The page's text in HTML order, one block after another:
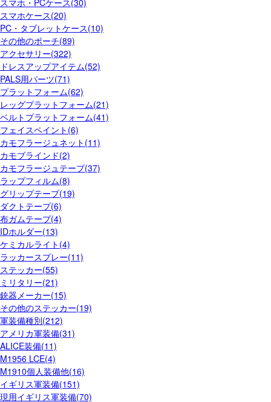
スマホ・PCケース(30)
スマホケース(20)
PC・タブレットケース(10)
その他のポーチ(89)
アクセサリー(322)
ドレスアップアイテム(52)
PALS用パーツ(71)
プラットフォーム(62)
レッグプラットフォーム(21)
ベルトプラットフォーム(41)
フェイスペイント(6)
カモフラージュネット(11)
カモブラインド(2)
カモフラージュテープ(37)
ラップフィルム(8)
グリップテープ(19)
ダクトテープ(6)
布ガムテープ(4)
IDホルダー(13)
ケミカルライト(4)
ラッカースプレー(11)
ステッカー(55)
ミリタリー(21)
銃器メーカー(15)
その他のステッカー(19)
軍装備種別(212)
アメリカ軍装備(31)
ALICE装備(11)
M1956 LCE(4)
M1910個人装備他(16)
イギリス軍装備(151)
現用イギリス軍装備(70)